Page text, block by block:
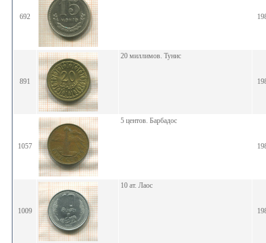
692
891
20 миллимов. Тунис
1057
5 центов. Барбадос
1009
10 ат. Лаос